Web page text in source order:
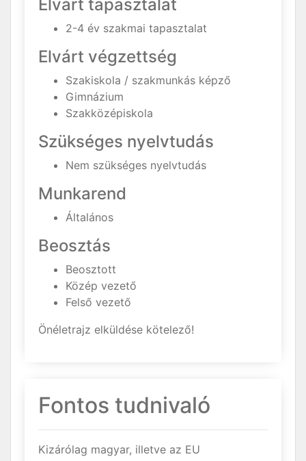
Elvárt tapasztalat
2-4 év szakmai tapasztalat
Elvárt végzettség
Szakiskola / szakmunkás képző
Gimnázium
Szakközépiskola
Szükséges nyelvtudás
Nem szükséges nyelvtudás
Munkarend
Általános
Beosztás
Beosztott
Közép vezető
Felső vezető
Önéletrajz elküldése kötelező!
Fontos tudnivaló
Kizárólag magyar, illetve az EU